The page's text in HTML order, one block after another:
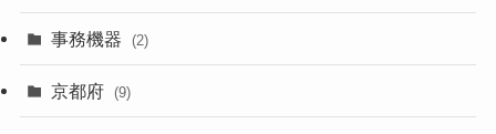
事務機器 (2)
京都府 (9)